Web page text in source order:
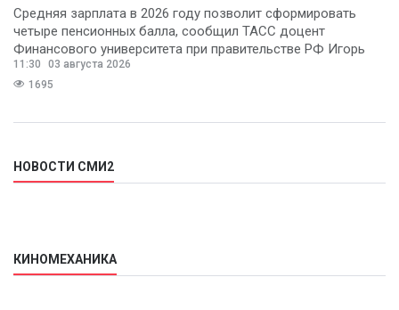
Средняя зарплата в 2026 году позволит сформировать
четыре пенсионных балла, сообщил ТАСС доцент
Финансового университета при правительстве РФ Игорь
Балынин.
11:30
03 августа 2026
1695
НОВОСТИ СМИ2
КИНОМЕХАНИКА